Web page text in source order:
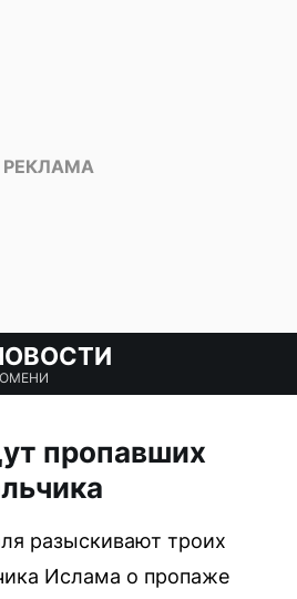
пропавших
разыскивают троих
Ислама о пропаже